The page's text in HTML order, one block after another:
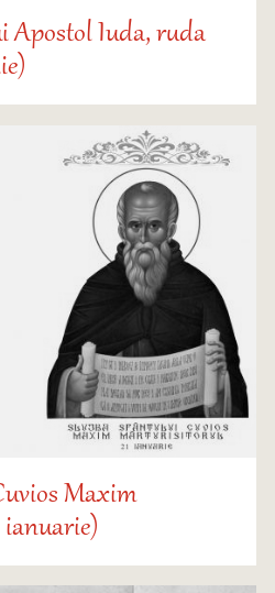
Apostol Iuda, ruda
Maxim